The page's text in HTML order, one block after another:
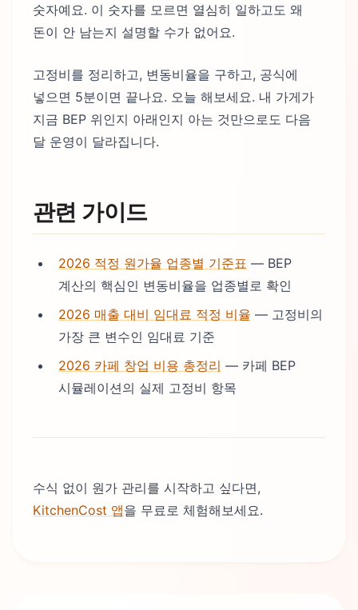
숫자예요. 이 숫자를 모르면 열심히 일하고도 왜
돈이 안 남는지 설명할 수가 없어요.
고정비를 정리하고, 변동비율을 구하고, 공식에
넣으면 5분이면 끝나요. 오늘 해보세요. 내 가게가
지금 BEP 위인지 아래인지 아는 것만으로도 다음
달 운영이 달라집니다.
관련 가이드
2026 적정 원가율 업종별 기준표 — BEP
계산의 핵심인 변동비율을 업종별로 확인
2026 매출 대비 임대료 적정 비율 — 고정비의
가장 큰 변수인 임대료 기준
2026 카페 창업 비용 총정리 — 카페 BEP
시뮬레이션의 실제 고정비 항목
수식 없이 원가 관리를 시작하고 싶다면,
KitchenCost 앱을 무료로 체험해보세요.